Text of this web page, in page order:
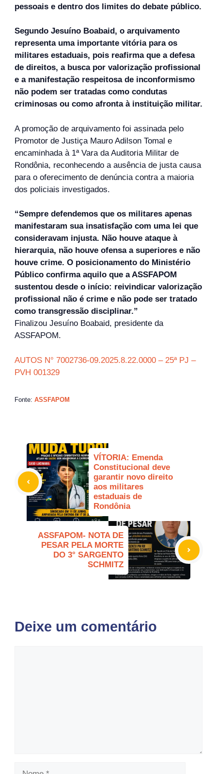
pessoais e dentro dos limites do debate público.
Segundo Jesuíno Boabaid, o arquivamento
representa uma importante vitória para os
militares estaduais, pois reafirma que a defesa
de direitos, a busca por valorização profissional
e a manifestação respeitosa de inconformismo
não podem ser tratadas como condutas
criminosas ou como afronta à instituição militar.
A promoção de arquivamento foi assinada pelo
Promotor de Justiça Mauro Adilson Tomal e
encaminhada à 1ª Vara da Auditoria Militar de
Rondônia, reconhecendo a ausência de justa causa
para o oferecimento de denúncia contra a maioria
dos policiais investigados.
“Sempre defendemos que os militares apenas
manifestaram sua insatisfação com uma lei que
consideravam injusta. Não houve ataque à
hierarquia, não houve ofensa a superiores e não
houve crime. O posicionamento do Ministério
Público confirma aquilo que a ASSFAPOM
sustentou desde o início: reivindicar valorização
profissional não é crime e não pode ser tratado
como transgressão disciplinar.”
Finalizou Jesuíno Boabaid, presidente da
ASSFAPOM.
AUTOS N° 7002736-09.2025.8.22.0000 – 25ª PJ –
PVH 001329
Fonte: ASSFAPOM
VÍTORIA: Emenda
Constitucional deve
garantir novo direito
aos militares
estaduais de
Rondônia
ASSFAPOM- NOTA DE
PESAR PELA MORTE
DO 3° SARGENTO
SCHMITZ
Deixe um comentário